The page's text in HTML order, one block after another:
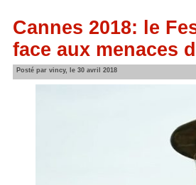
Cannes 2018: le
face aux menaces
Posté par vincy, le 30 avril 2018